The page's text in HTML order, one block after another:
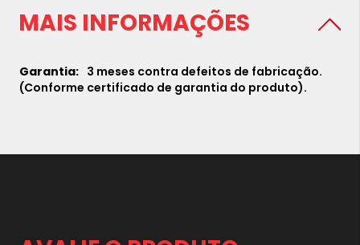
MAIS INFORMAÇÕES
3 meses contra defeitos de fabricação.
(Conforme certificado de garantia do produto).